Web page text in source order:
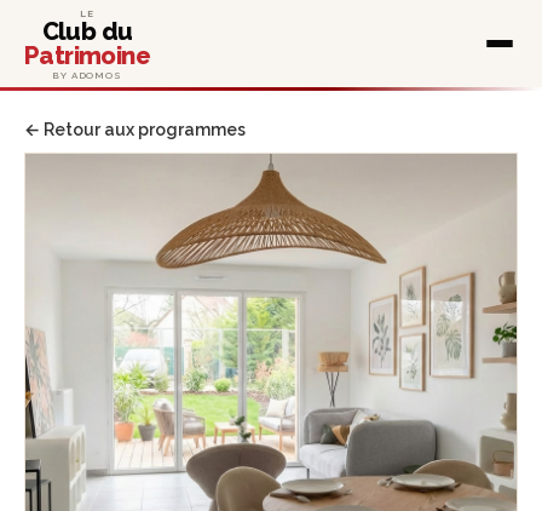
LE
Club du
Patrimoine
BY ADOMOS
← Retour aux programmes